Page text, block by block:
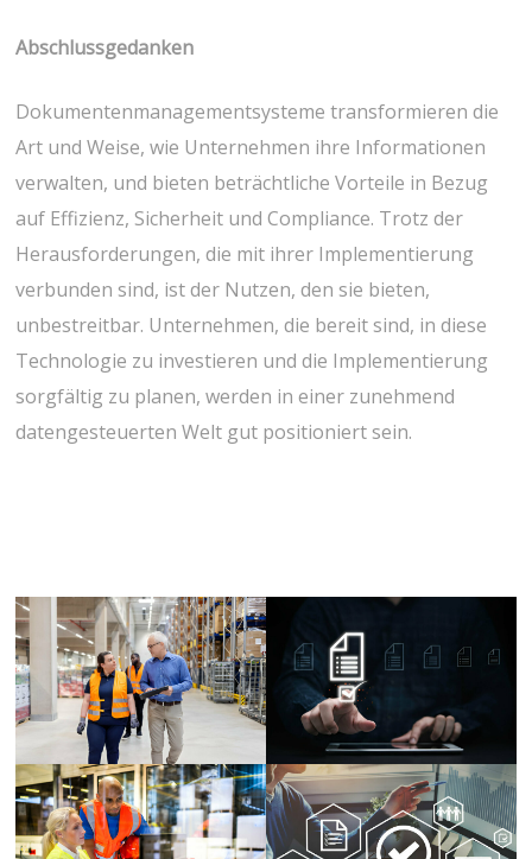
Abschlussgedanken
Dokumentenmanagementsysteme transformieren die
Art und Weise, wie Unternehmen ihre Informationen
verwalten, und bieten beträchtliche Vorteile in Bezug
auf Effizienz, Sicherheit und Compliance. Trotz der
Herausforderungen, die mit ihrer Implementierung
verbunden sind, ist der Nutzen, den sie bieten,
unbestreitbar. Unternehmen, die bereit sind, in diese
Technologie zu investieren und die Implementierung
sorgfältig zu planen, werden in einer zunehmend
datengesteuerten Welt gut positioniert sein.